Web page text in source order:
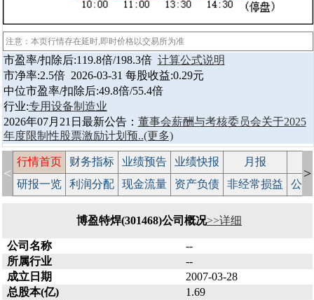
注意：本页行情存在延时,即时价格以交易所为准
市盈率/扣除后:119.8倍/198.3倍 计算公式说明
市净率:2.5倍 2026-03-31 每股收益:0.29元
中位市盈率/扣除后:49.8倍/55.4倍
行业:专用设备制造业
2026年07月21日最新公告： 董事会薪酬与考核委员会关于2025
年度限制性股票激励计划预..(更多)
<
行情首页 财务指标 业绩预告 业绩快报 月报
研报一览
利润分配 现金流量 资产负债 非经常损益 公
>
博盈特焊(301468)公司概况>>详细
公司名称
--
所属行业
--
成立日期
2007-03-28
总股本(亿)
1.69